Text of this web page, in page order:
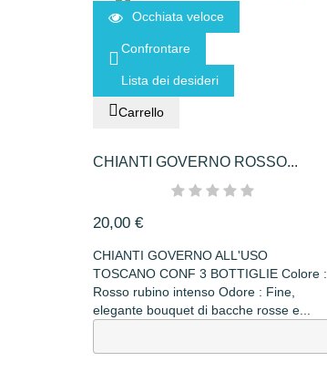
Occhiata veloce
Confrontare
Lista dei desideri
Carrello
CHIANTI GOVERNO ROSSO...
20,00 €
CHIANTI GOVERNO ALL'USO
TOSCANO CONF 3 BOTTIGLIE Colore :
Rosso rubino intenso Odore : Fine,
elegante bouquet di bacche rosse e...